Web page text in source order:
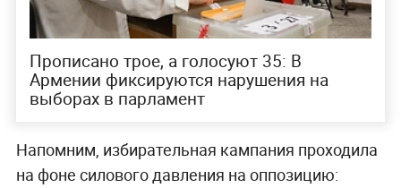
Прописано трое, а голосуют 35: В
Армении фиксируются нарушения на
выборах в парламент
Напомним, избирательная кампания проходила
на фоне силового давления на оппозицию: